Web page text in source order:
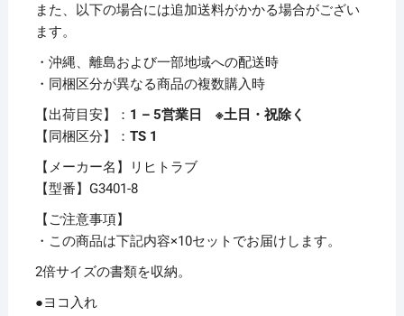
(ク
リ
ア
ブ
ッ
ク)
イ
ド
ベ
ン
A4
タ
また、以下の場合には追加送料がかかる場合がござい
ます。
・沖縄、離島および一部地域への配送時
・同梱区分が異なる商品の複数購入時
【出荷目安】： 1 – 5営業日 ※土日・祝除く
【同梱区分】： TS 1
【メーカー名】リヒトラブ
【型番】G3401-8
【ご注意事項】
・この商品は下記内容×10セットでお届けします。
2倍サイズの書類を収納。
●ヨコ入れ